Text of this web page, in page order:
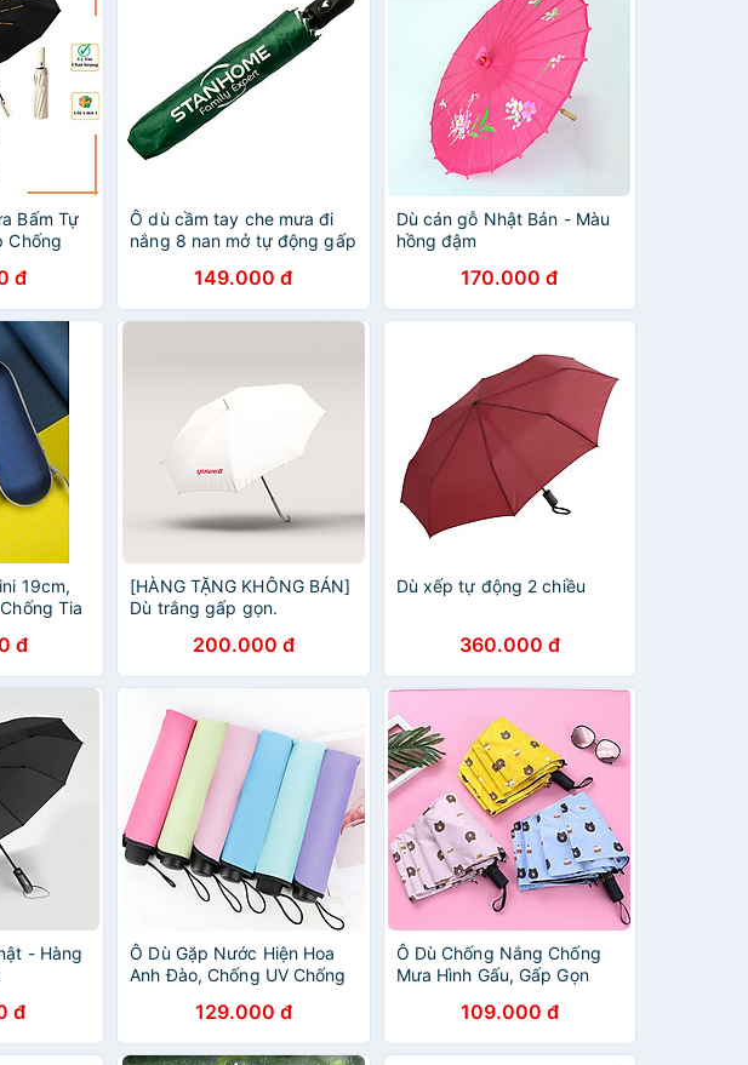
Bấm Tự
Chống
đ
Ô dù cầm tay che mưa đi
nắng 8 nan mở tự động gấp
thương hiệu Stanhome
149.000 đ
Dù cán gỗ Nhật Bản - Màu
hồng đậm
170.000 đ
19cm,
Tia
Sốc -
- Giao
đ
[HÀNG TẶNG KHÔNG BÁN]
Dù trắng gấp gọn.
200.000 đ
Dù xếp tự động 2 chiều
360.000 đ
- Hàng
đ
Ô Dù Gặp Nước Hiện Hoa
Anh Đào, Chống UV Chống
Theo – Giao Màu Ngẫu
Nhiên
129.000 đ
Ô Dù Chống Nắng Chống
Mưa Hình Gấu, Gấp Gọn
Balo – Giao Màu Ngẫu
Nhiên
109.000 đ